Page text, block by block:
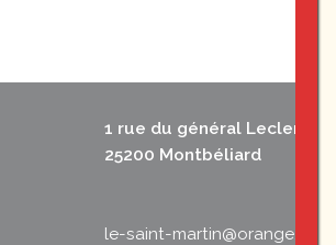
1 rue du général Leclerc
25200 Montbéliard
le-saint-martin@orange.fr